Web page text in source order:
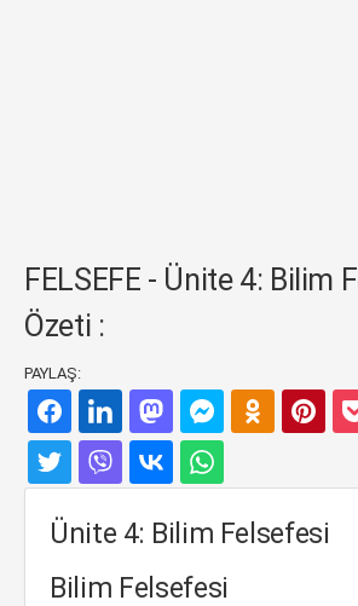
FELSEFE - Ünite 4: Bilim
Özeti :
PAYLAŞ:
Ünite 4: Bilim Felsefesi
Bilim Felsefesi